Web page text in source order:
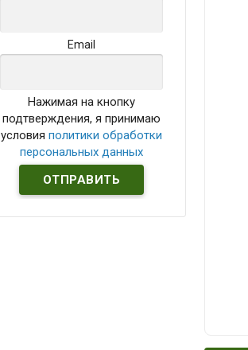
Email
Нажимая на кнопку
подтверждения, я принимаю
условияполитики обработки
персональных данных